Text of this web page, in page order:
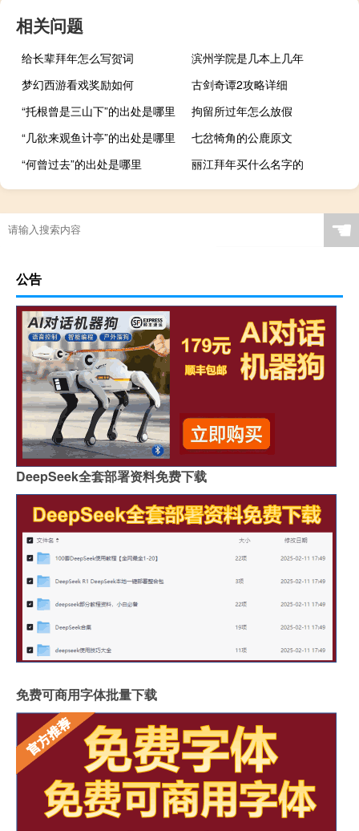
相关问题
给长辈拜年怎么写贺词
滨州学院是几本上几年
梦幻西游看戏奖励如何
古剑奇谭2攻略详细
“托根曾是三山下”的出处是哪里
拘留所过年怎么放假
“几欲来观鱼计亭”的出处是哪里
七岔犄角的公鹿原文
“何曾过去”的出处是哪里
丽江拜年买什么名字的
☚
公告
DeepSeek全套部署资料免费下载
免费可商用字体批量下载